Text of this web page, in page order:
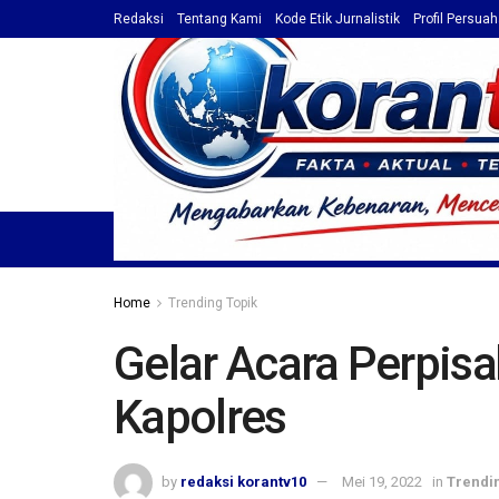
Redaksi Tentang Kami Kode Etik Jurnalistik Profil
TOP NEWS BERITA
Home Trending Topik
Gelar Acara
Kapolres
by redaksi korantv10 Mei 19, 2022 in